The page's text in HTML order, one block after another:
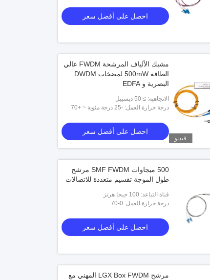
احصل على أفضل سعر
فيديو
مشبك الألياف المرشحة FWDM عالي
الطاقة 500mW لمضخات DWDM
البصرية و EDFA
الاتجاهية: ≥ 50 ديسيبل
درجة حرارة العمل: -25 درجة مئوية ~ +70
احصل على أفضل سعر
500 ميجاوات SMF FWDM مرشح
طول الموجة تقسيم متعددة للاتصالات
قناة التباعد: 100 جيجا هرتز
درجة حرارة العمل: 0-70
احصل على أفضل سعر
مرشح LGX Box FWDM المهني مع